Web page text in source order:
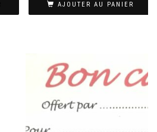
AJOUTER AU PANIER